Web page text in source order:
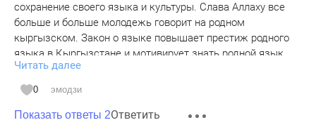
сохранение своего языка и культуры. Слава Аллаху все
больше и больше молодежь говорит на родном
кыргызском. Закон о языке повышает престиж родного
языка в Кыргызстане и мотивирует знать родной язык.
Кыргызы не обязаны заботиться о других языках,
в том числе о русском. Никакого запрета на русский нет.
Кто хочет тот говорит.
Читать далее
0 эмодзи
Показать ответы 2Ответить